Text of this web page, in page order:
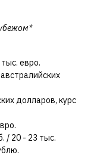
евро.
долларов, курс
/ 20 - 23 тыс.